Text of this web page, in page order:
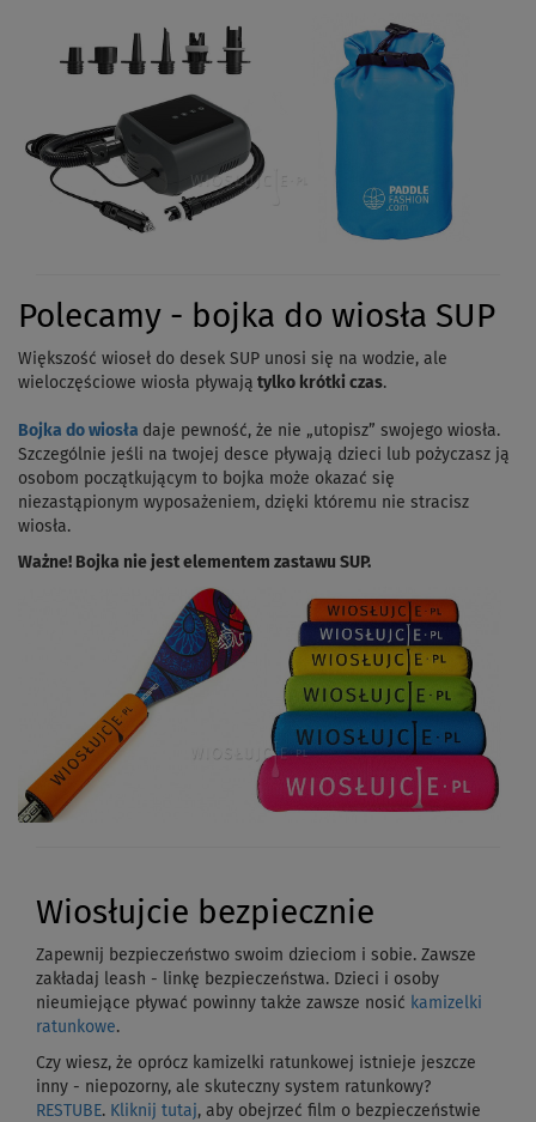
Polecamy - bojka do wiosła SUP
Większość wioseł do desek SUP unosi się na wodzie, ale
wieloczęściowe wiosła pływają tylko krótki czas.
Bojka do wiosła daje pewność, że nie „utopisz” swojego wiosła.
Szczególnie jeśli na twojej desce pływają dzieci lub pożyczasz ją
osobom początkującym to bojka może okazać się
niezastąpionym wyposażeniem, dzięki któremu nie stracisz
wiosła.
Ważne! Bojka nie jest elementem zastawu SUP.
Wiosłujcie bezpiecznie
Zapewnij bezpieczeństwo swoim dzieciom i sobie. Zawsze
zakładaj leash - linkę bezpieczeństwa. Dzieci i osoby
nieumiejące pływać powinny także zawsze nosić kamizelki
ratunkowe.
Czy wiesz, że oprócz kamizelki ratunkowej istnieje jeszcze
inny - niepozorny, ale skuteczny system ratunkowy?
RESTUBE. Kliknij tutaj, aby obejrzeć film o bezpieczeństwie